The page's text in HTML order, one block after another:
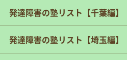
発達障害の塾リスト【千葉編】
発達障害の塾リスト【埼玉編】